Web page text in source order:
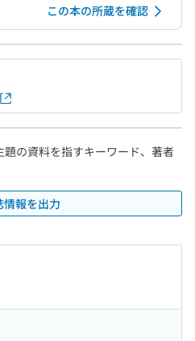
この本の所蔵を確認
の資料を指すキーワード、著者
情報を出力